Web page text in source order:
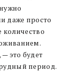
даже просто
количество
это будет
период.